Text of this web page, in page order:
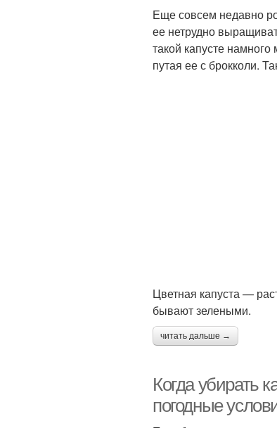
Еще совсем недавно
ее нетрудно
такой капусте
путая ее с брокколи.
Цветная капуста —
бывают зелеными.
читать дальше →
Когда убирать
погодные